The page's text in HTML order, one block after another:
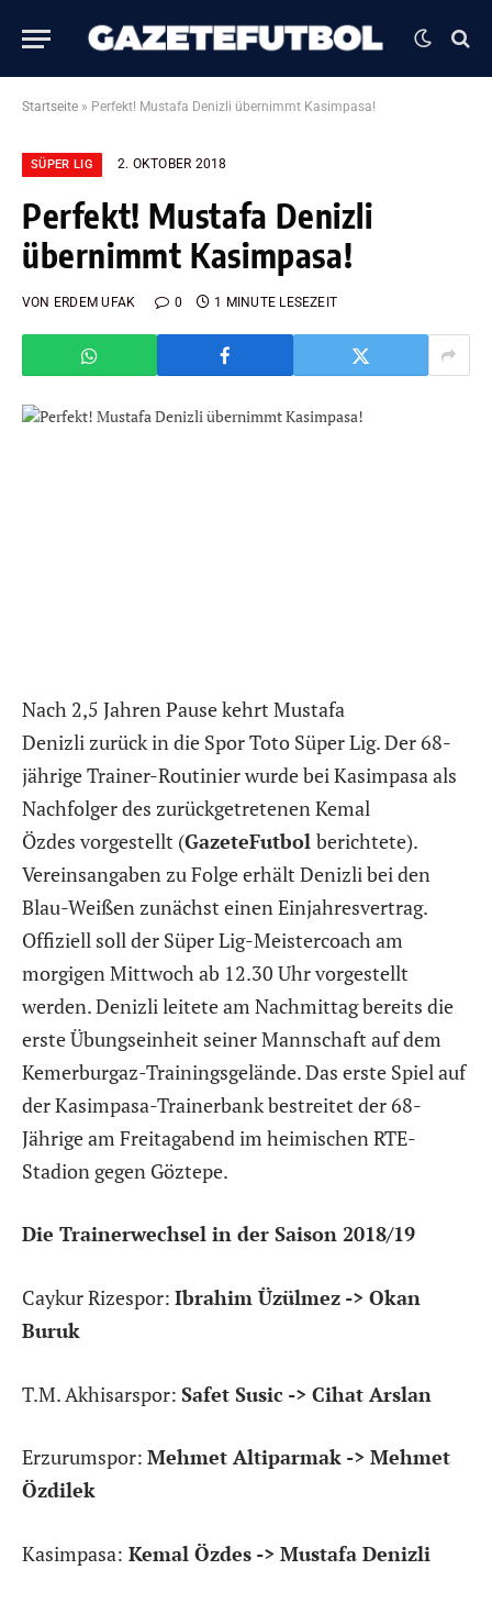
Startseite » Perfekt! Mustafa Denizli übernimmt Kasimpasa!
SÜPER LIG 2. OKTOBER 2018
Perfekt! Mustafa Denizli
übernimmt Kasimpasa!
VON ERDEM UFAK 0 1 MINUTE LESEZEIT
Nach 2,5 Jahren Pause kehrt Mustafa
Denizli zurück in die Spor Toto Süper Lig. Der 68-
jährige Trainer-Routinier wurde bei Kasimpasa als
Nachfolger des zurückgetretenen Kemal
Özdes vorgestellt (GazeteFutbol berichtete).
Vereinsangaben zu Folge erhält Denizli bei den
Blau-Weißen zunächst einen Einjahresvertrag.
Offiziell soll der Süper Lig-Meistercoach am
morgigen Mittwoch ab 12.30 Uhr vorgestellt
werden. Denizli leitete am Nachmittag bereits die
erste Übungseinheit seiner Mannschaft auf dem
Kemerburgaz-Trainingsgelände. Das erste Spiel auf
der Kasimpasa-Trainerbank bestreitet der 68-
Jährige am Freitagabend im heimischen RTE-
Stadion gegen Göztepe.
Die Trainerwechsel in der Saison 2018/19
Caykur Rizespor: Ibrahim Üzülmez -> Okan
Buruk
T.M. Akhisarspor: Safet Susic -> Cihat Arslan
Erzurumspor: Mehmet Altiparmak -> Mehmet
Özdilek
Kasimpasa: Kemal Özdes -> Mustafa Denizli